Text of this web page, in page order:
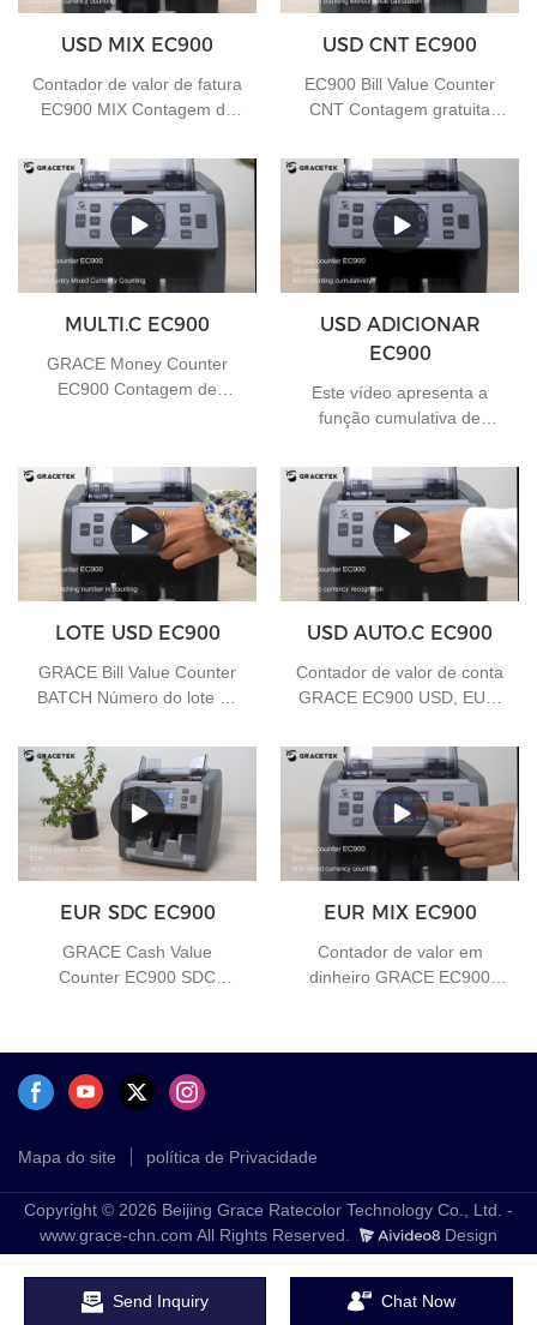
USD MIX EC900
Contador de valor de fatura
EC900 MIX Contagem de
USD CNT EC900
EC900 Bill Value Counter
CNT Contagem gratuita
MULTI.C EC900
GRACE Money Counter
EC900 Contagem de
USD ADICIONAR
EC900
Este vídeo apresenta a
função cumulativa de
Counter EC900 ADD, se
você tiver alguma
necessidade, pode entrar
em contato conosco
LOTE USD EC900
GRACE Bill Value Counter
BATCH Número do lote na
USD AUTO.C EC900
Contador de valor de conta
GRACE EC900 USD, EUR,
EUR SDC EC900
GRACE Cash Value
Counter EC900 SDC
EUR MIX EC900
Contador de valor em
dinheiro GRACE EC900
Mapa do site política de Privacidade
Copyright © 2026 Beijing Grace Ratecolor Technology Co., Ltd. -
www.grace-chn.com All Rights Reserved.
Design
Send Inquiry Chat Now